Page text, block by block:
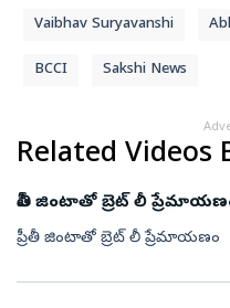
Vaibhav Suryavanshi
BCCI Sakshi News
Related Videos
ప్రీతీ జింటాతో బ్రెట్ లీ
ప్రీతీ జింటాతో బ్రెట్ లీ ప్రేమాయణం